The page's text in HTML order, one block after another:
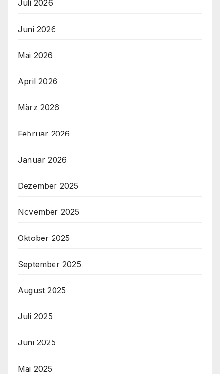
Juli 2026
Juni 2026
Mai 2026
April 2026
März 2026
Februar 2026
Januar 2026
Dezember 2025
November 2025
Oktober 2025
September 2025
August 2025
Juli 2025
Juni 2025
Mai 2025